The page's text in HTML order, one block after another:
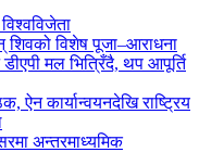
शिवको विशेष पूजा–आराधना
मल भित्रिँदै, थप आपूर्ति
ऐन कार्यान्वयनदेखि राष्ट्रिय
अन्तरमाध्यमिक